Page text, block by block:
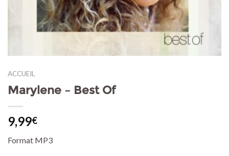
ACCUEIL
Marylene – Best Of
9,99€
Format MP3